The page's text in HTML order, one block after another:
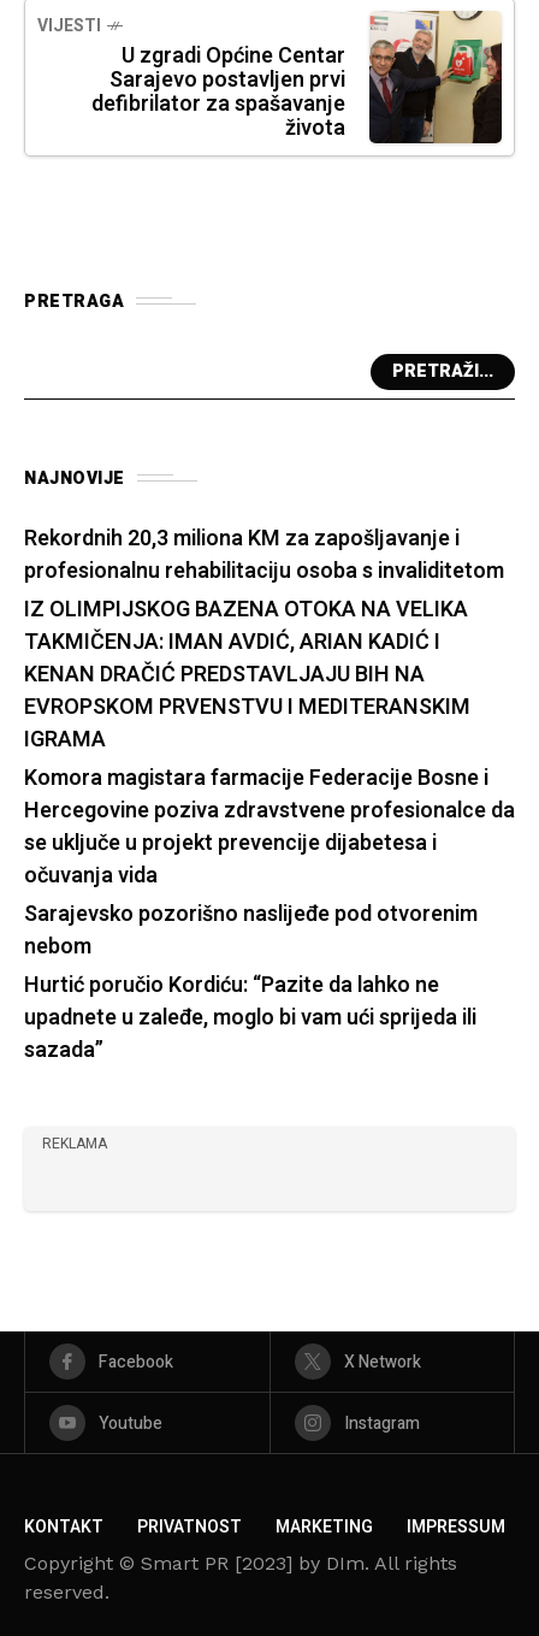
VIJESTI
U zgradi Općine Centar
Sarajevo postavljen prvi
defibrilator za spašavanje
života
PRETRAGA
PRETRAŽI...
NAJNOVIJE
Rekordnih 20,3 miliona KM za zapošljavanje i
profesionalnu rehabilitaciju osoba s invaliditetom
IZ OLIMPIJSKOG BAZENA OTOKA NA VELIKA
TAKMIČENJA: IMAN AVDIĆ, ARIAN KADIĆ I
KENAN DRAČIĆ PREDSTAVLJAJU BIH NA
EVROPSKOM PRVENSTVU I MEDITERANSKIM
IGRAMA
Komora magistara farmacije Federacije Bosne i
Hercegovine poziva zdravstvene profesionalce da
se uključe u projekt prevencije dijabetesa i
očuvanja vida
Sarajevsko pozorišno naslijeđe pod otvorenim
nebom
Hurtić poručio Kordiću: “Pazite da lahko ne
upadnete u zaleđe, moglo bi vam ući sprijeda ili
sazada”
REKLAMA
Facebook X Network
Youtube Instagram
KONTAKT PRIVATNOST MARKETING IMPRESSUM
Copyright © Smart PR [2023] by DIm. All rights
reserved.